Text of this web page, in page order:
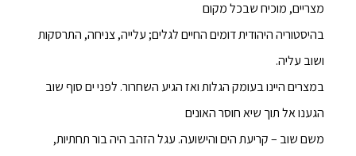
מצריים, מוכיח שבכל מקום
בהיסטוריה היהודית דומים החיים לגלים; עלייה, צניחה, התרסקות
ושוב עליה.
במצרים היינו בעומק הגלות ואז הגיע השחרור. לפני ים סוף שוב
הגענו אל תוך שיא חוסר האונים
משם שוב – קריעת הים והישועה. עגל הזהב היה בור תחתיות,